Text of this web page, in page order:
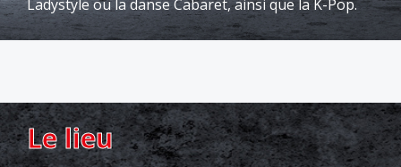
Ladystyle ou la danse Cabaret, ainsi que la K-Pop.
Le lieu